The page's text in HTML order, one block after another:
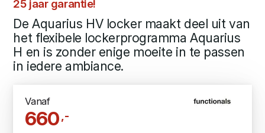
25 jaar garantie!
De Aquarius HV locker maakt deel uit van
het flexibele lockerprogramma Aquarius
H en is zonder enige moeite in te passen
in iedere ambiance.
Vanaf
660,-